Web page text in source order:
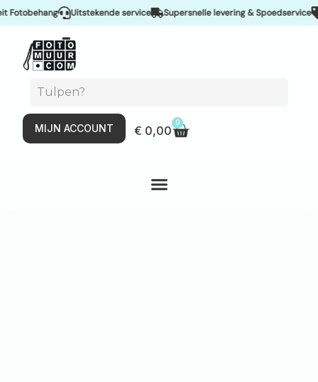
Uitstekende service Supersnelle levering & Spoedservice
MIJN ACCOUNT € 0,00
0